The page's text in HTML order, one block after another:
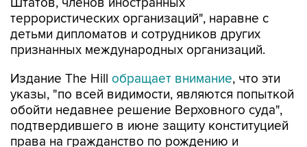
Штатов, членов иностранных
террористических организаций", наравне с
детьми дипломатов и сотрудников других
признанных международных организаций.
Издание The Hill обращает внимание, что эти
указы, "по всей видимости, являются попыткой
обойти недавнее решение Верховного суда",
подтвердившего в июне защиту конституцией
права на гражданство по рождению и